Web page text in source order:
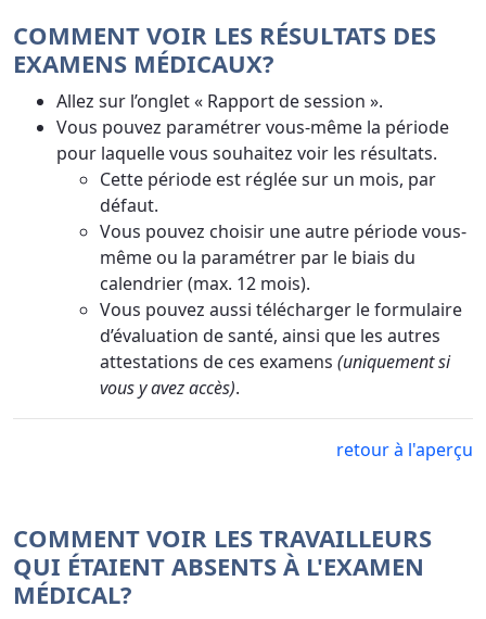
COMMENT VOIR LES RÉSULTATS DES
EXAMENS MÉDICAUX?
Allez sur l’onglet « Rapport de session ».
Vous pouvez paramétrer vous-même la période
pour laquelle vous souhaitez voir les résultats.
Cette période est réglée sur un mois, par
défaut.
Vous pouvez choisir une autre période vous-
même ou la paramétrer par le biais du
calendrier (max. 12 mois).
Vous pouvez aussi télécharger le formulaire
d’évaluation de santé, ainsi que les autres
attestations de ces examens (uniquement si
vous y avez accès).
retour à l'aperçu
COMMENT VOIR LES TRAVAILLEURS
QUI ÉTAIENT ABSENTS À L'EXAMEN
MÉDICAL?